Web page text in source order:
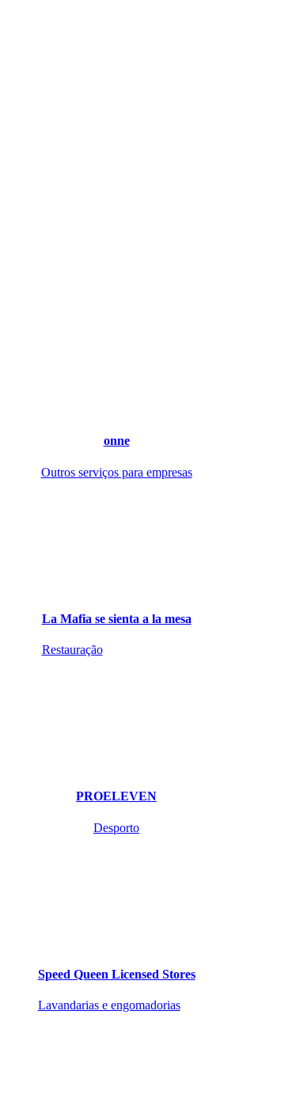
onne
Outros serviços para empresas
La Mafia se sienta a la mesa
Restauração
PROELEVEN
Desporto
Speed Queen Licensed Stores
Lavandarias e engomadorias